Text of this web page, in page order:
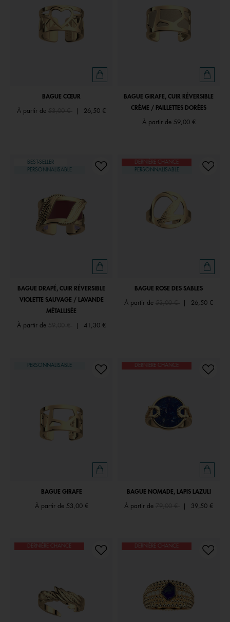
BAGUE CŒUR
À partir de Price reduced from
26,50 €
BAGUE GIRAFE, CUIR RÉVERSIBLE
CRÈME / PAILLETTES DORÉES
À partir de 59,00 €
BEST-SELLER
PERSONNALISABLE
BAGUE DRAPÉ, CUIR RÉVERSIBLE
VIOLETTE SAUVAGE / LAVANDE
MÉTALLISÉE
À partir de Price reduced from
41,30 €
DERNIÈRE CHANCE
PERSONNALISABLE
BAGUE ROSE DES SABLES
À partir de Price reduced from
26,50 €
PERSONNALISABLE
BAGUE GIRAFE
À partir de 53,00 €
DERNIÈRE CHANCE
BAGUE NOMADE, LAPIS LAZULI
À partir de Price reduced from
39,50 €
DERNIÈRE CHANCE DERNIÈRE CHANCE